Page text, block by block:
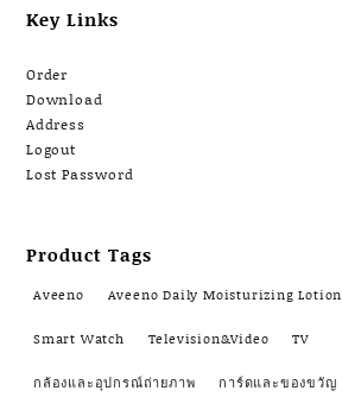
Key Links
Order
Download
Address
Logout
Lost Password
Product Tags
Aveeno Aveeno Daily Moisturizing Lotion
Smart Watch Television&Video TV
กล้องและอุปกรณ์ถ่ายภาพ การ์ดและของขวัญ